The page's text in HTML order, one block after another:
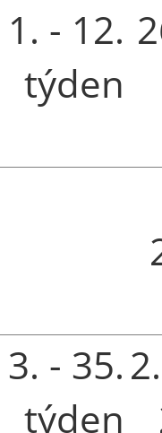
1. - 12.
týden
- 35.
týden